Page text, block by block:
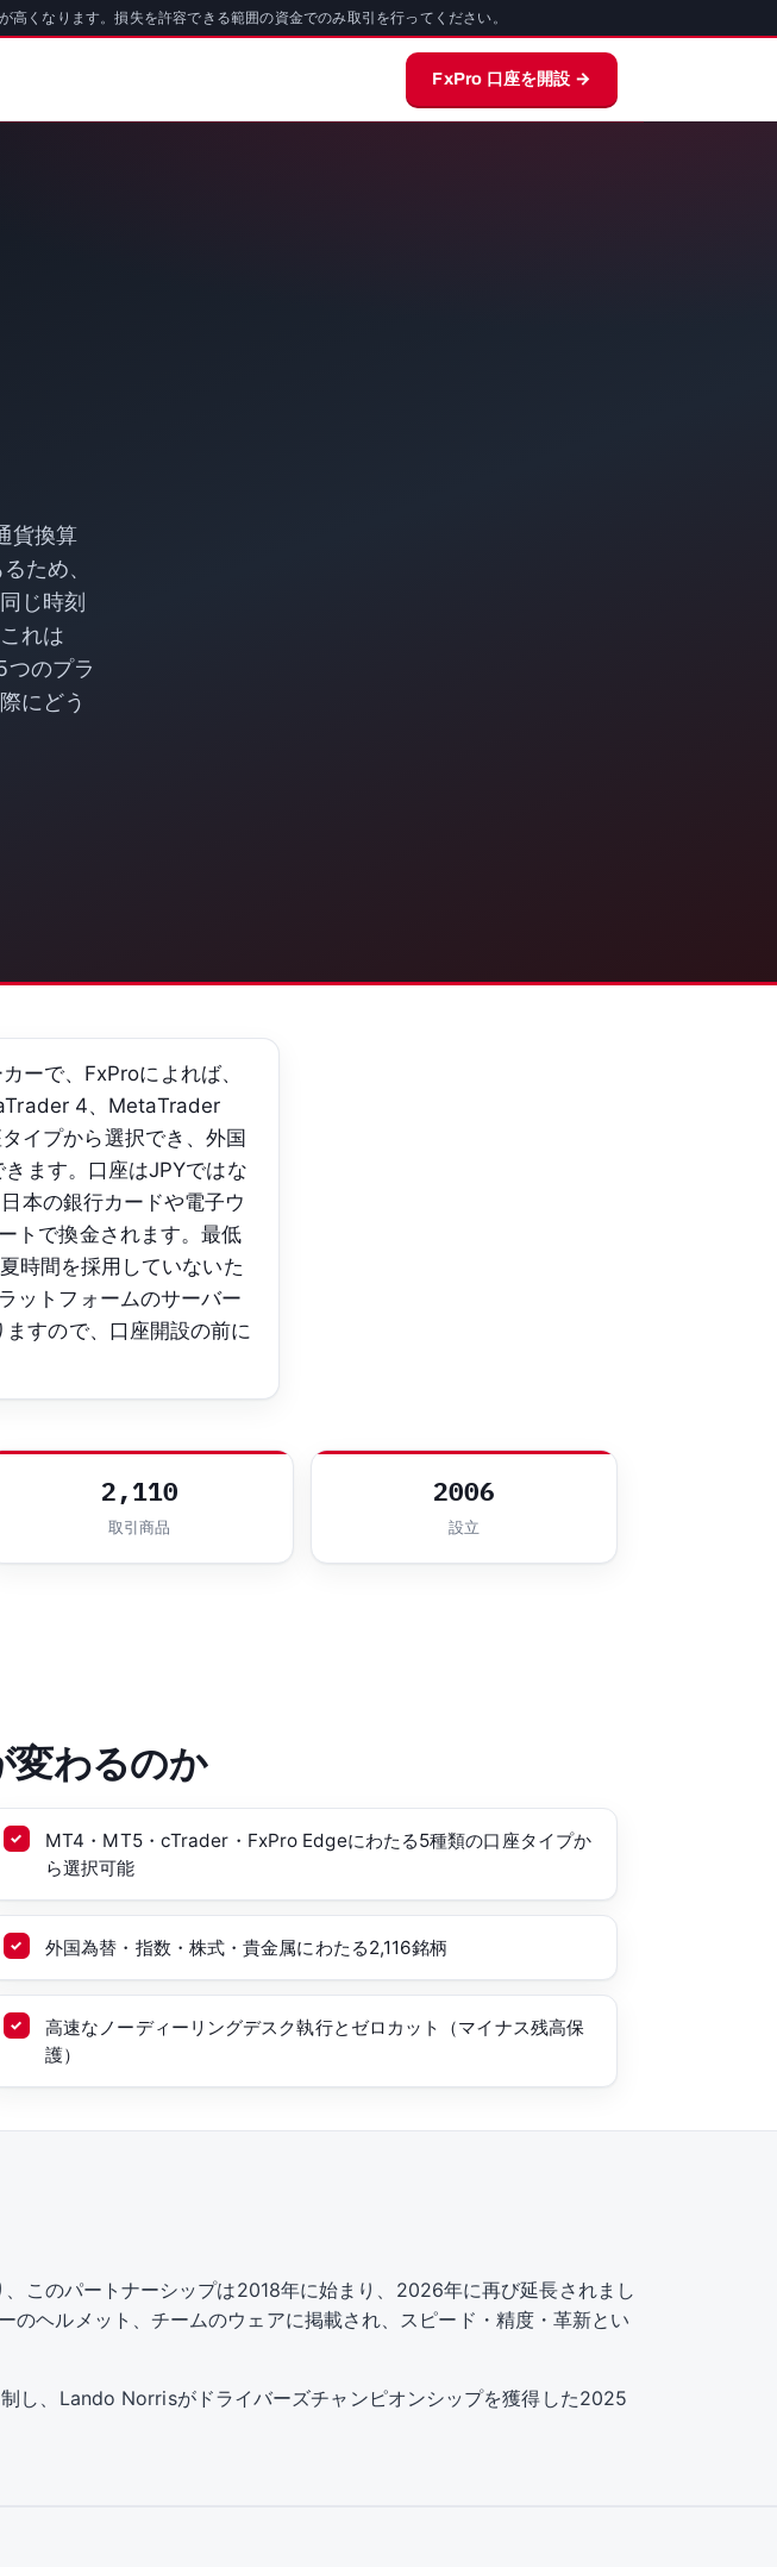
くなります。損失を許容できる範囲の資金でのみ取引を行ってください。
FxPro 口座を開設 →
貨換算
ため、
じ時刻
れは
のプラ
にどう
ーで、FxProによれば、
4、MetaTrader
イプから選択でき、外国
ます。口座はJPYではな
本の銀行カードや電子ウ
トで換金されます。最低
時間を採用していないた
ットフォームのサーバー
すので、口座開設の前に
2,110
取引商品
2006
設立
変わるのか
MT4・MT5・cTrader・FxPro Edgeにわたる5種類の口座タイプか
ら選択可能
外国為替・指数・株式・貴金属にわたる2,116銘柄
高速なノーディーリングデスク執行とゼロカット（マイナス残高保
護）
このパートナーシップは2018年に始まり、2026年に再び延長されまし
ヘルメット、チームのウェアに掲載され、スピード・精度・革新とい
し、Lando Norrisがドライバーズチャンピオンシップを獲得した2025